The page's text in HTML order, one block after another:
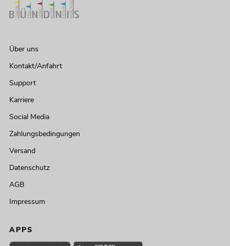
Über uns
Kontakt/Anfahrt
Support
Karriere
Social Media
Zahlungsbedingungen
Versand
Datenschutz
AGB
Impressum
APPS